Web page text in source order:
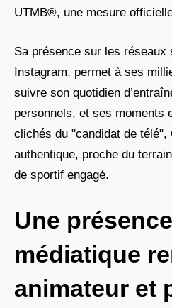
UTMB®, une mesure
Sa présence sur les réseaux
Instagram, permet à ses
suivre son quotidien
personnels, et ses moments
clichés du "candidat de télé",
authentique, proche du
de sportif engagé.
Une présence
médiatique
animateur et